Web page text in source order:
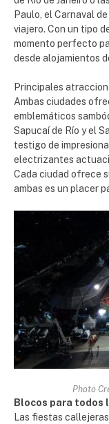
Paulo, el Carnaval
viajero. Con un tipo
momento perfecto
desde alojamientos
Principales
Ambas ciudades
emblemáticos
Sapucaí de Río y el
testigo de
electrizantes
Cada ciudad ofrece
ambas es un placer
Photo
Blocos para todos
Las fiestas